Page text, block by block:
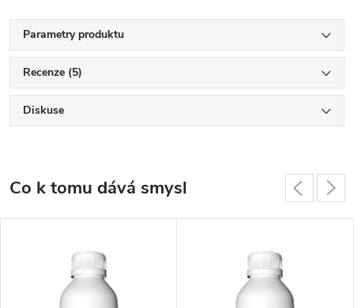
Parametry produktu
Recenze (5)
Diskuse
Co k tomu dává smysl